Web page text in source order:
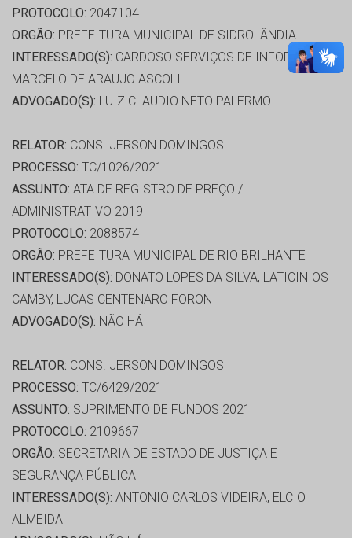
PROTOCOLO: 2047104
ORGÃO: PREFEITURA MUNICIPAL DE SIDROLÂNDIA
INTERESSADO(S): CARDOSO SERVIÇOS DE INFORMATICA,
MARCELO DE ARAUJO ASCOLI
ADVOGADO(S): LUIZ CLAUDIO NETO PALERMO
RELATOR: CONS. JERSON DOMINGOS
PROCESSO: TC/1026/2021
ASSUNTO: ATA DE REGISTRO DE PREÇO /
ADMINISTRATIVO 2019
PROTOCOLO: 2088574
ORGÃO: PREFEITURA MUNICIPAL DE RIO BRILHANTE
INTERESSADO(S): DONATO LOPES DA SILVA, LATICINIOS
CAMBY, LUCAS CENTENARO FORONI
ADVOGADO(S): NÃO HÁ
RELATOR: CONS. JERSON DOMINGOS
PROCESSO: TC/6429/2021
ASSUNTO: SUPRIMENTO DE FUNDOS 2021
PROTOCOLO: 2109667
ORGÃO: SECRETARIA DE ESTADO DE JUSTIÇA E
SEGURANÇA PÚBLICA
INTERESSADO(S): ANTONIO CARLOS VIDEIRA, ELCIO
ALMEIDA